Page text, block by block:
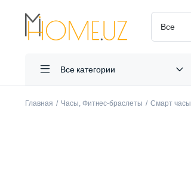
Все категории
Главная Часы, Фитнес-браслеты Смарт часы